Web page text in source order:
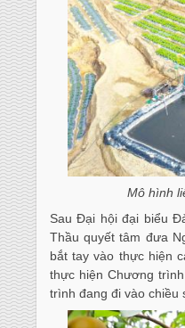
Mô hình
Sau Đại hội đại biểu
Thầu quyết tâm đưa
bắt tay vào thực hiện
thực hiện Chương
trình đang đi vào chiều